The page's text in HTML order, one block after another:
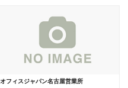
オフィスジャパン名古屋営業所